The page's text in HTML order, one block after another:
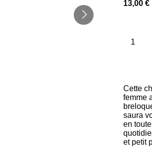
13,00 €
Cette
femme
saura
en
et petit